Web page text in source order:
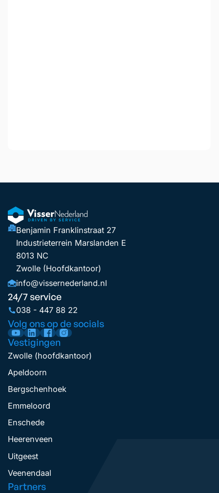
Benjamin Franklinstraat 27
Industrieterrein Marslanden E
8013 NC
Zwolle (Hoofdkantoor)
info@vissernederland.nl
24/7 service
038 - 447 88 22
Volg ons op de socials
Vestigingen
Zwolle (hoofdkantoor)
Apeldoorn
Bergschenhoek
Emmeloord
Enschede
Heerenveen
Uitgeest
Veenendaal
Partners